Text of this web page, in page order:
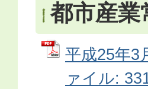
都市産業
平成25年3
ァイル: